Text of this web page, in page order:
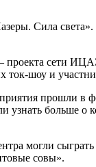
Сила света».
сети
ток-шоу и
прошли в
узнать
могли
совы».